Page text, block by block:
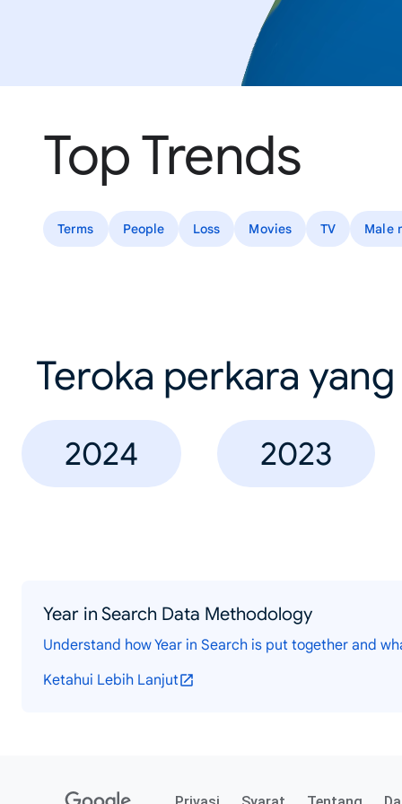
Top Trends
Terms People Loss Movies TV Male
Teroka perkara
2024 2023
Year in Search Data Methodology
Understand how Year in Search is put together and
Ketahui Lebih Lanjut